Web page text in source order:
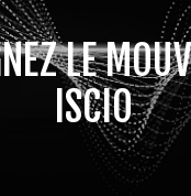
LE
ISCIO